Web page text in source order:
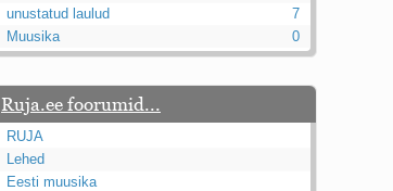
unustatud laulud
7
Muusika
0
Ruja.ee foorumid...
RUJA
Lehed
Eesti muusika